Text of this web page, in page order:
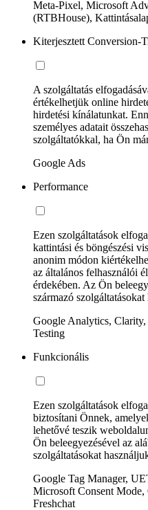
Meta-Pixel, Microsoft
(RTBHouse),
Kiterjesztett Conversion-
A szolgáltatás
értékelhetjük online
hirdetési kínálatunkat.
személyes adatait
szolgáltatókkal, ha Ön
Google Ads
Performance
Ezen szolgáltatások
kattintási és böngészési
anonim módon
az általános felhasználói
érdekében. Az Ön
származó
Google Analytics,
Testing
Funkcionális
Ezen szolgáltatások
biztosítani Önnek,
lehetővé teszik
Ön beleegyezésével az
szolgáltatásokat
Google Tag Manager,
Microsoft Consent
Freshchat